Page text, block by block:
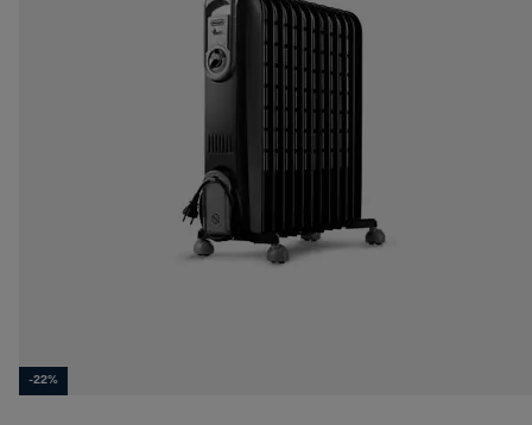
-22%